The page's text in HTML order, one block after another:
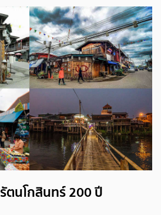
ตนโกสินทร์ 200 ปี